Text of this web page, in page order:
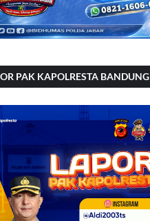
PAK KAPOLRESTA BANDUNG